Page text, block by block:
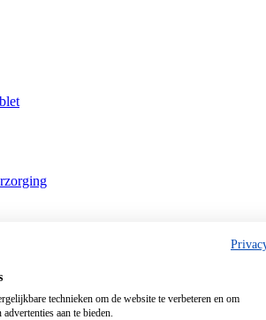
Inch technieken om de website te verbeteren en om
aan te bieden.